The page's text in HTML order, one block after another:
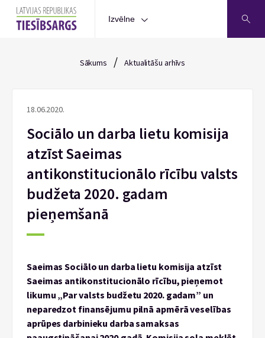
Izvēlne
Sākums / Aktualitāšu arhīvs
18.06.2020.
Sociālo un darba lietu komisija
atzīst Saeimas
antikonstitucionālo rīcību valsts
budžeta 2020. gadam
pieņemšanā
Saeimas Sociālo un darba lietu komisija atzīst
Saeimas antikonstitucionālo rīcību, pieņemot
likumu „Par valsts budžetu 2020. gadam” un
neparedzot finansējumu pilnā apmērā veselības
aprūpes darbinieku darba samaksas